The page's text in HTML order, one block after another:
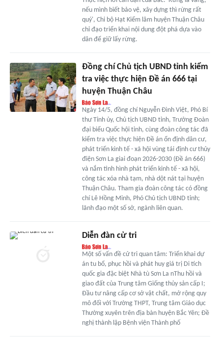
nếu mình biết bảo vệ, xây dựng thì rừng rất
quý', Chi bộ Hạt Kiểm lâm huyện Thuận Châu
chỉ đạo triển khai nội dung đột phá dựa vào
dân để giữ lấy rừng.
Đồng chí Chủ tịch UBND tỉnh kiểm
tra việc thực hiện Đề án 666 tại
huyện Thuận Châu
Ngày 14/5, đồng chí Nguyễn Đình Việt, Phó Bí
thư Tỉnh ủy, Chủ tịch UBND tỉnh, Trưởng Đoàn
đại biểu Quốc hội tỉnh, cùng đoàn công tác đã
kiểm tra việc thực hiện Đề án ổn định dân cư,
phát triển kinh tế - xã hội vùng tái định cư thủy
điện Sơn La giai đoạn 2026-2030 (Đề án 666)
và nắm tình hình phát triển kinh tế - xã hội,
công tác xóa nhà tạm, nhà dột nát tại huyện
Thuận Châu. Tham gia đoàn công tác có đồng
chí Lê Hồng Minh, Phó Chủ tịch UBND tỉnh;
lãnh đạo một số sở, ngành liên quan.
Diễn đàn cử tri
Một số vấn đề cử tri quan tâm: Triển khai dự
án tu bổ, phục hồi và phát huy giá trị Di tích
quốc gia đặc biệt Nhà tù Sơn La nThu hồi và
giao đất của Trung tâm Giống thủy sản cấp I;
Đầu tư nâng cấp cơ sở vật chất, mở rộng quy
mô đối với Trường THPT, Trung tâm Giáo dục
Thường xuyên trên địa bàn huyện Bắc Yên; Đề
nghị thành lập Bệnh viện Thành phố